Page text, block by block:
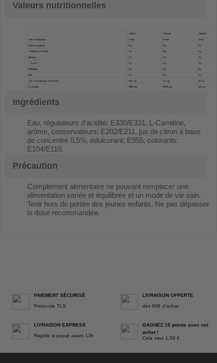
Valeurs nutritionnelles
Ingrédients
Eau, régulateurs d’acidité: E330/E331, L-Carnitine,
arôme, conservateurs: E202/E211, jus de citron à base
de concentré 0,5%, édulcorant: E955, colorants:
E104/E110.
Précaution
Complément alimentaire ne pouvant remplacer une
alimentation variée et équilibrée et un mode de vie sain.
Tenir hors de portée des jeunes enfants. Ne pas dépasser
la dose recommandée.
PAIEMENT SÉCURISÉ
Protocole TLS
LIVRAISON OFFERTE
dès 60€ d'achat
LIVRAISON EXPRESS
Rapide si passé avant 13h
GAGNEZ 10 points avec cet
achat !
Cela vaut 1,50 €